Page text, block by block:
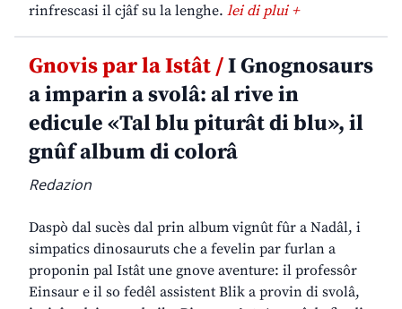
rinfrescasi il cjâf su la lenghe. lei di plui +
Gnovis par la Istât /I Gnognosaurs
a imparin a svolâ: al rive in
edicule «Tal blu piturât di blu», il
gnûf album di colorâ
Redazion
Daspò dal sucès dal prin album vignût fûr a Nadâl, i
simpatics dinosauruts che a fevelin par furlan a
proponin pal Istât une gnove aventure: il professôr
Einsaur e il so fedêl assistent Blik a provin di svolâ,